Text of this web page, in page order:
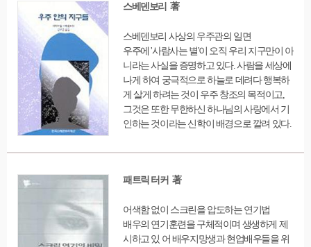
스베덴보리 著
스베덴보리 사상의 우주관의 일면
우주에 '사람사는 별'이 오직 우리 지구만이 아
니라는 사실을 증명하고 있다. 사람을 세상에
나게 하여 궁극적으로 하늘로 데려다 행복하
게 살게 하려는 것이 우주 창조의 목적이고,
그것은 또한 무한하신 하나님의 사랑에서 기
인하는 것이라는 신학이 배경으로 깔려 있다.
패트릭 터커 著
어색함 없이 스크린을 압도하는 연기법
배우의 연기훈련을 구체적이며 생생하게 제
시하고 있 어 배우지망생과 현업배우들을 위